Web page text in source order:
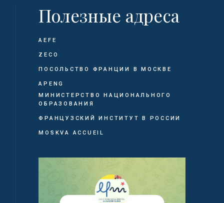
Полезные адреса
AEFE
ZECO
ПОСОЛЬСТВО ФРАНЦИИ В МОСКВЕ
APENG
МИНИСТЕРСТВО НАЦИОНАЛЬНОГО
ОБРАЗОВАНИЯ
ФРАНЦУЗСКИЙ ИНСТИТУТ В РОССИИ
MOSKVA ACCUEIL